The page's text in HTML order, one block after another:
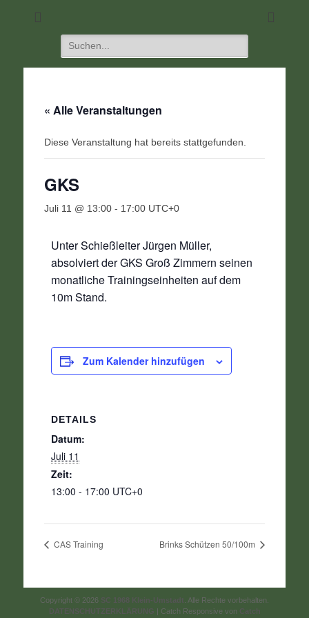
SC 1968 Klein-
Suchen
nach:
« Alle Veranstaltungen
Diese Veranstaltung hat bereits stattgefunden.
GKS
Juli 11 @ 13:00 - 17:00 UTC+0
Unter Schießleiter Jürgen Müller,
absolviert der GKS Groß Zimmern seinen
monatliche Trainingseinheiten auf dem
10m Stand.
Zum Kalender hinzufügen
DETAILS
Datum:
Juli 11
Zeit:
13:00 - 17:00 UTC+0
CAS Training Brinks Schützen 50/100m
Copyright © 2026 SC 1968 Klein-Umstadt . Alle Rechte vorbehalten.
DATENSCHUTZERKLÄRUNG
| Catch Responsive von Catch